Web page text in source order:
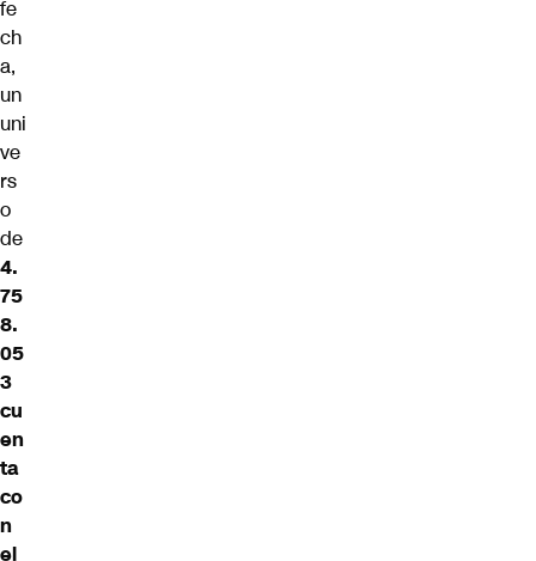
fe
ch
a,
un
uni
ve
rs
o
de
4.
75
8.
05
3
cu
en
ta
co
n
el